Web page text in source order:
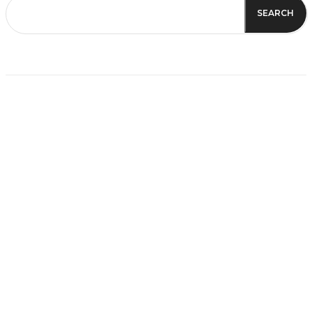
SEARCH